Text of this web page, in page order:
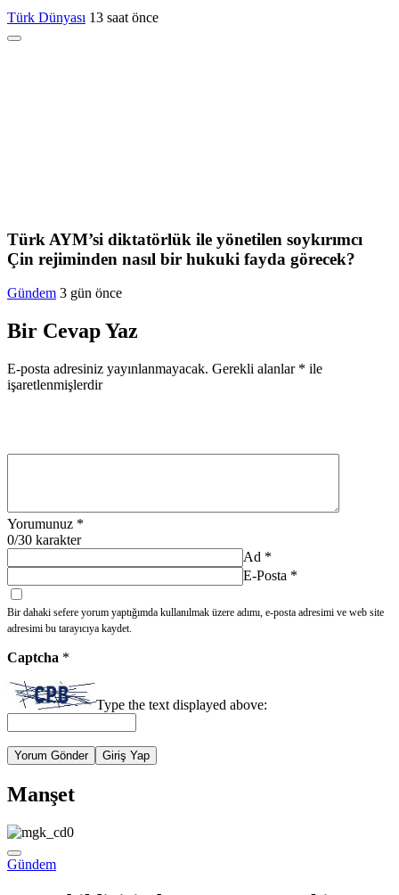
Türk Dünyası 13 saat önce
Türk AYM’si diktatörlük ile yönetilen soykırımcı
Çin rejiminden nasıl bir hukuki fayda görecek?
Gündem 3 gün önce
Bir Cevap Yaz
E-posta adresiniz yayınlanmayacak. Gerekli alanlar * ile
işaretlenmişlerdir
Yorumunuz *
0/30 karakter
Ad *
E-Posta *
Bir dahaki sefere yorum yaptığımda kullanılmak üzere adımı, e-posta adresimi ve web site
adresimi bu tarayıcıya kaydet.
Captcha *
Type the text displayed above:
Yorum Gönder Giriş Yap
Manşet
Gündem